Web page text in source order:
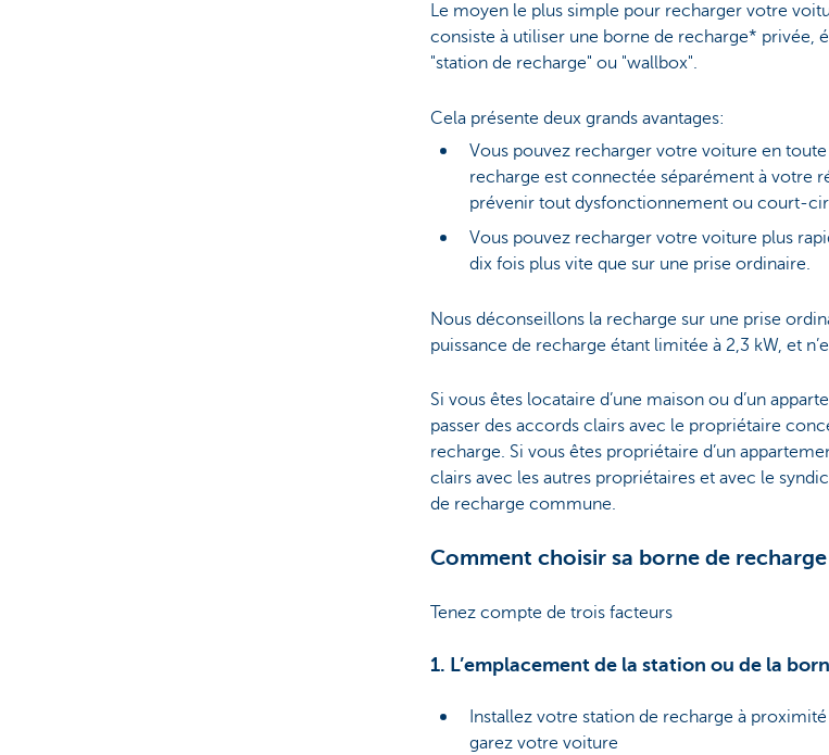
Le moyen le plus simple pour recharger votre
consiste à utiliser une borne de recharge* privée,
"station de recharge" ou "wallbox".
Cela présente deux grands avantages:
Vous pouvez recharger votre voiture en
recharge est connectée séparément à votre
prévenir tout dysfonctionnement ou court-
Vous pouvez recharger votre voiture plus
dix fois plus vite que sur une prise ordinaire.
Nous déconseillons la recharge sur une prise
puissance de recharge étant limitée à 2,3 kW, et
Si vous êtes locataire d’une maison ou d’un
passer des accords clairs avec le propriétaire
recharge. Si vous êtes propriétaire d’un
clairs avec les autres propriétaires et avec le
de recharge commune.
Comment choisir sa borne de
Tenez compte de trois facteurs
1. L’emplacement de la station ou de la
Installez votre station de recharge à
garez votre voiture